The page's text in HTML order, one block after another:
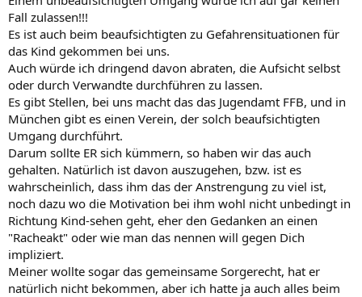
Fall zulassen!!!
Es ist auch beim beaufsichtigten zu Gefahrensituationen für
das Kind gekommen bei uns.
Auch würde ich dringend davon abraten, die Aufsicht selbst
oder durch Verwandte durchführen zu lassen.
Es gibt Stellen, bei uns macht das das Jugendamt FFB, und in
München gibt es einen Verein, der solch beaufsichtigten
Umgang durchführt.
Darum sollte ER sich kümmern, so haben wir das auch
gehalten. Natürlich ist davon auszugehen, bzw. ist es
wahrscheinlich, dass ihm das der Anstrengung zu viel ist,
noch dazu wo die Motivation bei ihm wohl nicht unbedingt in
Richtung Kind-sehen geht, eher den Gedanken an einen
"Racheakt" oder wie man das nennen will gegen Dich
impliziert.
Meiner wollte sogar das gemeinsame Sorgerecht, hat er
natürlich nicht bekommen, aber ich hatte ja auch alles beim